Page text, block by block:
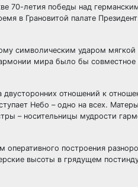
70-летия победы над
в Грановитой палате
символическим ударом
мира было бы совместное
отношений к
Небо – одно на всех.
– носительницы мудрости
построения
высоты в грядущем